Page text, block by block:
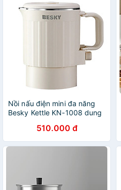
Nồi nấu điện mini đa năng
Besky Kettle KN-1008 dung
Hàng chính hãng
510.000 đ